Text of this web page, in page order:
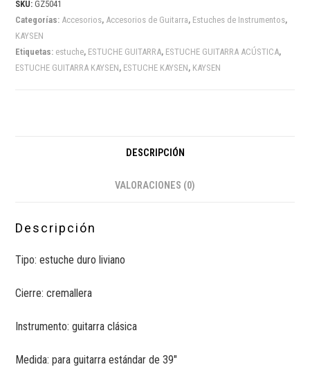
SKU:GZ5041
Categorías: Accesorios, Accesorios de Guitarra, Estuches de Instrumentos,
KAYSEN
Etiquetas: estuche, ESTUCHE GUITARRA, ESTUCHE GUITARRA ACÚSTICA,
ESTUCHE GUITARRA KAYSEN, ESTUCHE KAYSEN, KAYSEN
DESCRIPCIÓN
VALORACIONES (0)
Descripción
Tipo: estuche duro liviano
Cierre: cremallera
Instrumento: guitarra clásica
Medida: para guitarra estándar de 39″